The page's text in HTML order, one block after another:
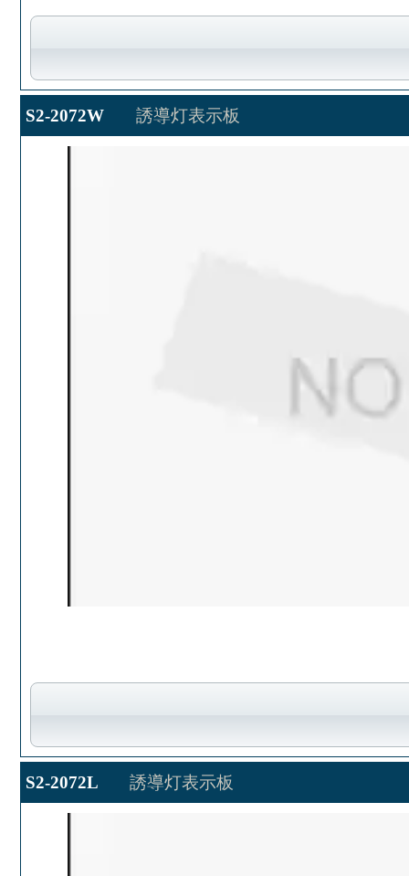
S2-2072W 誘導灯表示板
S2-2072L 誘導灯表示板